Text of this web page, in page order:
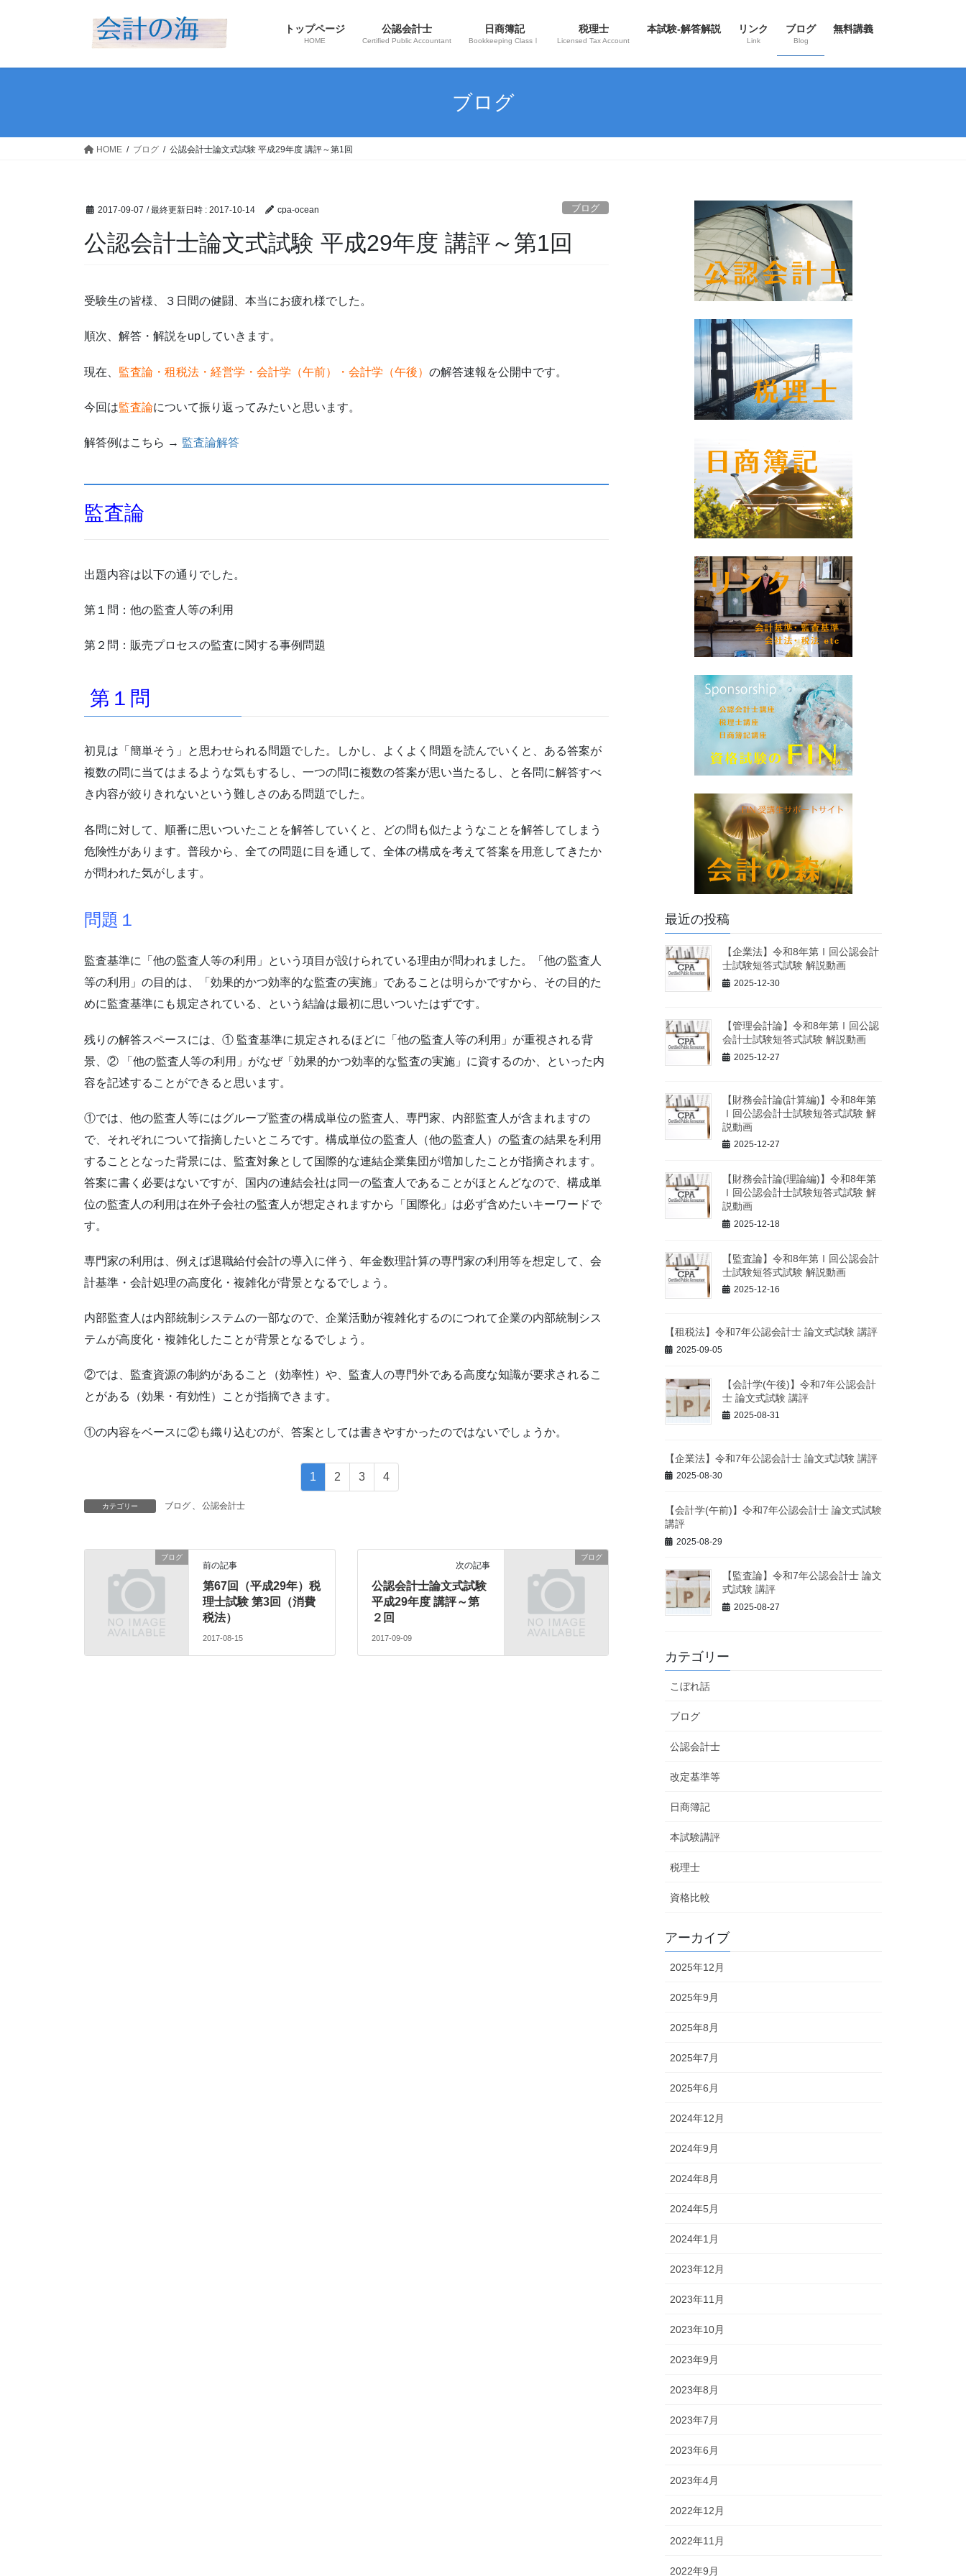
トップページ
HOME
公認会計士
Certified Public Accountant
日商簿記
Bookkeeping ClassⅠ
税理士
Licensed Tax Account
本試験-解答解説 リンク
Link
ブログ
Blog
無料講義
ブログ
HOME ブログ 公認会計士論文式試験 平成29年度 講評～第1回
2017-09-07 / 最終更新日時 : 2017-10-14 cpa-ocean ブログ
公認会計士論文式試験 平成29年度 講評～第1回
受験生の皆様、３日間の健闘、本当にお疲れ様でした。
順次、解答・解説をupしていきます。
現在、 監査論・租税法・経営学・会計学（午前）・会計学（午後） の解答速報を公開中です。
今回は監査論について振り返ってみたいと思います。
解答例はこちら → 監査論解答
監査論
出題内容は以下の通りでした。
第１問：他の監査人等の利用
第２問：販売プロセスの監査に関する事例問題
第１問
初見は「簡単そう」と思わせられる問題でした。しかし、よくよく問題を読んでいくと、ある答案が
複数の問に当てはまるような気もするし、一つの問に複数の答案が思い当たるし、と各問に解答すべ
き内容が絞りきれないという難しさのある問題でした。
各問に対して、順番に思いついたことを解答していくと、どの問も似たようなことを解答してしまう
危険性があります。普段から、全ての問題に目を通して、全体の構成を考えて答案を用意してきたか
が問われた気がします。
問題１
監査基準に「他の監査人等の利用」という項目が設けられている理由が問われました。「他の監査人
等の利用」の目的は、「効果的かつ効率的な監査の実施」であることは明らかですから、その目的た
めに監査基準にも規定されている、という結論は最初に思いついたはずです。
残りの解答スペースには、① 監査基準に規定されるほどに「他の監査人等の利用」が重視される背
景、② 「他の監査人等の利用」がなぜ「効果的かつ効率的な監査の実施」に資するのか、といった内
容を記述することができると思います。
①では、他の監査人等にはグループ監査の構成単位の監査人、専門家、内部監査人が含まれますの
で、それぞれについて指摘したいところです。構成単位の監査人（他の監査人）の監査の結果を利用
することとなった背景には、監査対象として国際的な連結企業集団が増加したことが指摘されます。
答案に書く必要はないですが、国内の連結会社は同一の監査人であることがほとんどなので、構成単
位の監査人の利用は在外子会社の監査人が想定されますから「国際化」は必ず含めたいキーワードで
す。
専門家の利用は、例えば退職給付会計の導入に伴う、年金数理計算の専門家の利用等を想定して、会
計基準・会計処理の高度化・複雑化が背景となるでしょう。
内部監査人は内部統制システムの一部なので、企業活動が複雑化するのにつれて企業の内部統制シス
テムが高度化・複雑化したことが背景となるでしょう。
②では、監査資源の制約があること（効率性）や、監査人の専門外である高度な知識が要求されるこ
とがある（効果・有効性）ことが指摘できます。
①の内容をベースに②も織り込むのが、答案としては書きやすかったのではないでしょうか。
1 2 3 4
カテゴリー ブログ 公認会計士
ブログ
前の記事
第67回（平成29年）税
理士試験 第3回（消費
税法）
2017-08-15
ブログ
次の記事
公認会計士論文式試験
平成29年度 講評～第
２回
2017-09-09
最近の投稿
【企業法】令和8年第Ⅰ回公認会計
士試験短答式試験 解説動画
2025-12-30
【管理会計論】令和8年第Ⅰ回公認
会計士試験短答式試験 解説動画
2025-12-27
【財務会計論(計算編)】令和8年第
Ⅰ回公認会計士試験短答式試験 解
説動画
2025-12-27
【財務会計論(理論編)】令和8年第
Ⅰ回公認会計士試験短答式試験 解
説動画
2025-12-18
【監査論】令和8年第Ⅰ回公認会計
士試験短答式試験 解説動画
2025-12-16
【租税法】令和7年公認会計士 論文式試験 講評
2025-09-05
【会計学(午後)】令和7年公認会計
士 論文式試験 講評
2025-08-31
【企業法】令和7年公認会計士 論文式試験 講評
2025-08-30
【会計学(午前)】令和7年公認会計士 論文式試験
講評
2025-08-29
【監査論】令和7年公認会計士 論文
式試験 講評
2025-08-27
カテゴリー
こぼれ話
ブログ
公認会計士
改定基準等
日商簿記
本試験講評
税理士
資格比較
アーカイブ
2025年12月
2025年9月
2025年8月
2025年7月
2025年6月
2024年12月
2024年9月
2024年8月
2024年5月
2024年1月
2023年12月
2023年11月
2023年10月
2023年9月
2023年8月
2023年7月
2023年6月
2023年4月
2022年12月
2022年11月
2022年9月